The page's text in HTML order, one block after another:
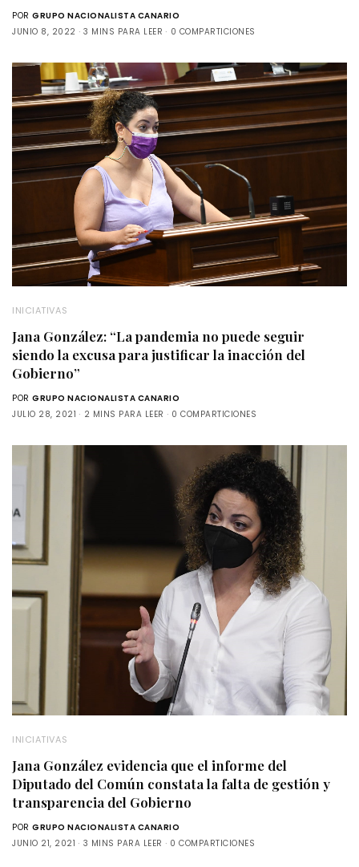
POR GRUPO NACIONALISTA CANARIO
JUNIO 8, 2022
3 MINS PARA LEER 0 COMPARTICIONES
INICIATIVAS
Jana González: “La pandemia no puede seguir
siendo la excusa para justificar la inacción del
Gobierno”
POR GRUPO NACIONALISTA CANARIO
JULIO 28, 2021
2 MINS PARA LEER 0 COMPARTICIONES
INICIATIVAS
Jana González evidencia que el informe del
Diputado del Común constata la falta de gestión y
transparencia del Gobierno
POR GRUPO NACIONALISTA CANARIO
JUNIO 21, 2021
3 MINS PARA LEER 0 COMPARTICIONES